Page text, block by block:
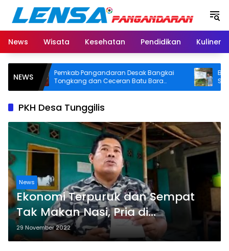
Langsung
konten
News
Wisata Kesehatan Pendidikan Kuliner
NEWS
Pemkab Pangandaran Desak Bangkai
Tongkang dan Ceceran Batu Bara
Segera Diangkat, Soroti Buruknya
BPN
SHM di
Usut
PKH Desa Tunggilis
News
Ekonomi Terpuruk dan Sempat
Tak Makan Nasi, Pria di
Pangandaran Pertanyakan
Bansos, Penerimanya Itu-itu Saja!
29 November 2022